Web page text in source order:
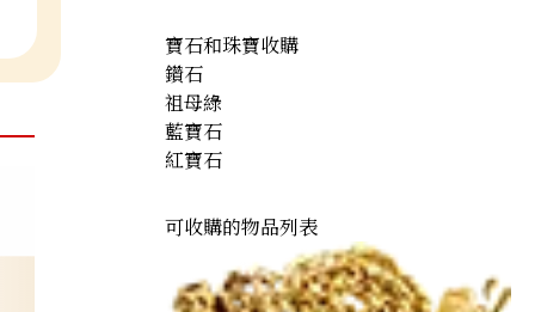
寶石和珠寶收購
鑽石
祖母綠
藍寶石
紅寶石
可收購的物品列表